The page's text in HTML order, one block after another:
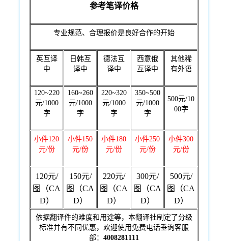
参考笔译价格
专业规范、合理报价是良好合作的开始
英互译
中
日韩互
译中
德法互
译中
西意俄
互译中
其他稀
有外语
120~220
元/1000
字
160~260
元/1000
字
220~320
元/1000
字
350~500
元/1000
字
500元/10
00字
小件120
元/份
小件150
元/份
小件180
元/份
小件250
元/份
小件300
元/份
120元/
图（CA
D）
150元/
图（CA
D）
220元/
图（CA
D）
300元/
图（CA
D）
500元/
图（CA
D）
依据翻译件的难度和用途等，本翻译社制定了分级
标准并有不同优惠，欢迎使用免费电话垂询客服
部： 4008281111